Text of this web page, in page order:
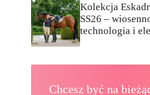
Kolekcja
SS26 –
technologia i
Chcesz być na